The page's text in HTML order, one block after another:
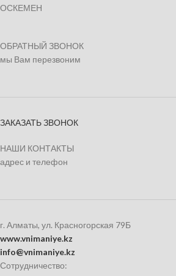
ОСКЕМЕН
ОБРАТНЫЙ ЗВОНОК
мы Вам перезвоним
ЗАКАЗАТЬ ЗВОНОК
НАШИ КОНТАКТЫ
адрес и телефон
г. Алматы, ул. Красногорская 79Б
www.vnimaniye.kz
info@vnimaniye.kz
Сотрудничество: